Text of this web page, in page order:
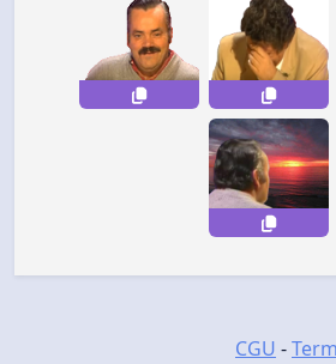
CGU -